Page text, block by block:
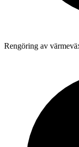
Rengöring av